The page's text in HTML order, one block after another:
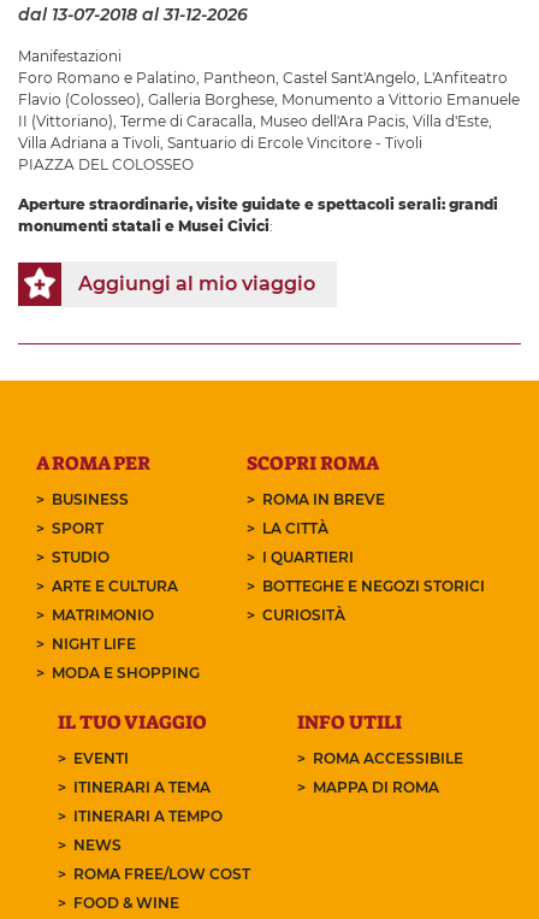
dal 13-07-2018 al 31-12-2026
Manifestazioni
Foro Romano e Palatino Pantheon Castel Sant'Angelo L'Anfiteatro
Flavio (Colosseo) Galleria Borghese Monumento a Vittorio Emanuele
II (Vittoriano) Terme di Caracalla Museo dell'Ara Pacis Villa d'Este
Villa Adriana a Tivoli Santuario di Ercole Vincitore - Tivoli
PIAZZA DEL COLOSSEO
Aperture straordinarie, visite guidate e spettacoli serali: grandi
monumenti statali e Musei Civici:
Aggiungi al mio viaggio
A ROMA PER
BUSINESS
SPORT
STUDIO
ARTE E CULTURA
MATRIMONIO
NIGHT LIFE
MODA E SHOPPING
SCOPRI ROMA
ROMA IN BREVE
LA CITTÀ
I QUARTIERI
BOTTEGHE E NEGOZI STORICI
CURIOSITÀ
IL TUO VIAGGIO
EVENTI
ITINERARI A TEMA
ITINERARI A TEMPO
NEWS
ROMA FREE/LOW COST
FOOD & WINE
INFO UTILI
ROMA ACCESSIBILE
MAPPA DI ROMA